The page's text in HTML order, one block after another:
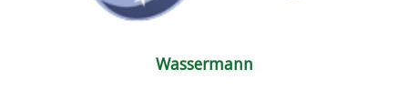
Wassermann